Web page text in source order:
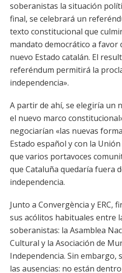
soberanistas la situación
final, se celebrará un
texto constitucional que
mandato democrático a favor
nuevo Estado catalán. El
referéndum permitirá la
independencia».
A partir de ahí, se elegiría un
el nuevo marco
negociarían «las nuevas
Estado español y con la
que varios portavoces
que Cataluña quedaría fuera
independencia.
Junto a Convergència y ERC,
sus acólitos habituales entre
soberanistas: la Asamblea
Cultural y la Asociación de
Independencia. Sin embargo,
las ausencias: no están